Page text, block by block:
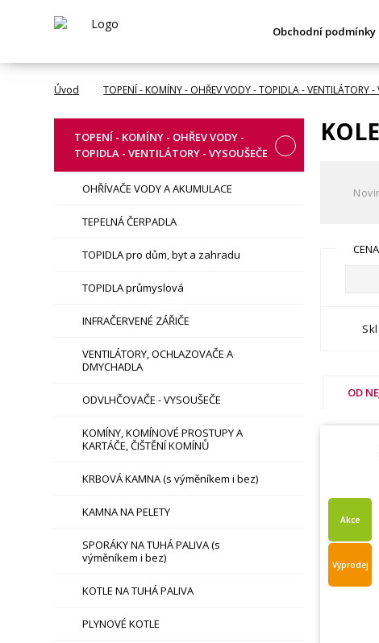
Obchodní podmínky
Úvod TOPENÍ - KOMÍNY - OHŘEV VODY - TOPIDLA - VENTILÁTORY -
TOPENÍ - KOMÍNY - OHŘEV VODY -
TOPIDLA - VENTILÁTORY - VYSOUŠEČE
OHŘÍVAČE VODY A AKUMULACE
TEPELNÁ ČERPADLA
TOPIDLA pro dům, byt a zahradu
TOPIDLA průmyslová
INFRAČERVENÉ ZÁŘIČE
VENTILÁTORY, OCHLAZOVAČE A
DMYCHADLA
ODVLHČOVAČE - VYSOUŠEČE
KOMÍNY, KOMÍNOVÉ PROSTUPY A
KARTÁČE, ČIŠTĚNÍ KOMÍNŮ
KRBOVÁ KAMNA (s výměníkem i bez)
KAMNA NA PELETY
SPORÁKY NA TUHÁ PALIVA (s
výměníkem i bez)
KOTLE NA TUHÁ PALIVA
PLYNOVÉ KOTLE
CENA
OD
Akce
Výprodej